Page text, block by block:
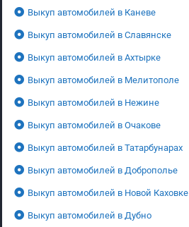
Выкуп автомобилей в Каневе
Выкуп автомобилей в Славянске
Выкуп автомобилей в Ахтырке
Выкуп автомобилей в Мелитополе
Выкуп автомобилей в Нежине
Выкуп автомобилей в Очакове
Выкуп автомобилей в Татарбунарах
Выкуп автомобилей в Доброполье
Выкуп автомобилей в Новой Каховке
Выкуп автомобилей в Дубно